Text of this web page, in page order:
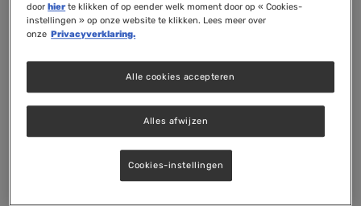
doorhierte klikken of op eender welk moment door op « Cookies-
instellingen » op onze website te klikken. Lees meer over
onze Privacyverklaring.
Alles afwijzen
Alle cookies accepteren
Cookies-instellingen